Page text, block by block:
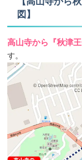
図】
高山寺から『秋津
す。